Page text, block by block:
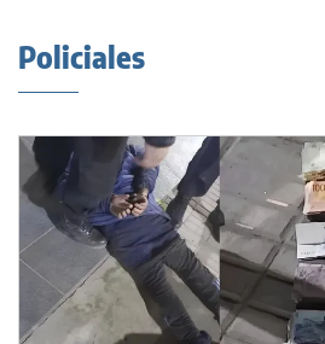
Policiales